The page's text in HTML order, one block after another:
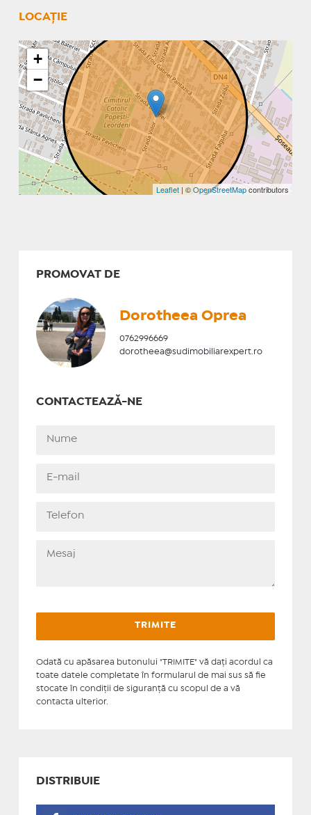
LOCAȚIE
+
−
Leaflet | ©OpenStreetMapcontributors
PROMOVAT DE
Dorotheea Oprea
0762996669
dorotheea@sudimobiliarexpert.ro
CONTACTEAZĂ-NE
Odată cu apăsarea butonului "TRIMITE" vă daţi acordul ca
toate datele completate în formularul de mai sus să fie
stocate în condiţii de siguranţă cu scopul de a vă
contacta ulterior.
DISTRIBUIE